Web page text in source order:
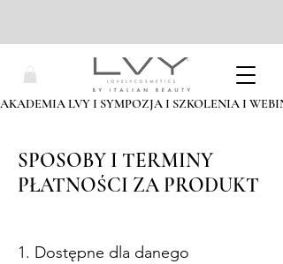
AKADEMIA LVY I SYMPOZJA I SZKOLENIA I
SPOSOBY I TERMINY
PŁATNOŚCI ZA PRODUKT
1. Dostępne dla danego